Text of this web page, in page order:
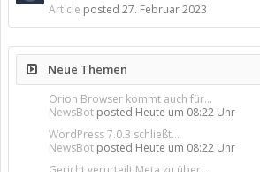
Article posted 27. Februar 2023
Neue Themen
Orion Browser kommt auch für...
NewsBot posted Heute um 08:22 Uhr
WordPress 7.0.3 schließt...
NewsBot posted Heute um 08:22 Uhr